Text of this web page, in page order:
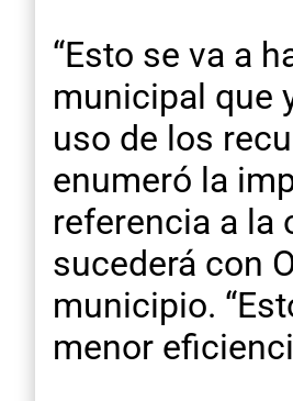
“Esto se va a
municipal que
uso de los
enumeró la
referencia a la
sucederá con
municipio.
menor